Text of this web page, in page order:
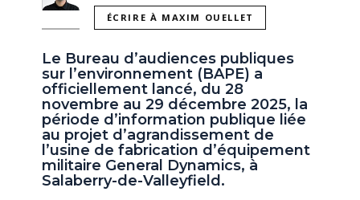
ÉCRIRE À MAXIM OUELLET
Le Bureau d’audiences publiques
sur l’environnement (BAPE) a
officiellement lancé, du 28
novembre au 29 décembre 2025, la
période d’information publique liée
au projet d’agrandissement de
l’usine de fabrication d’équipement
militaire General Dynamics, à
Salaberry-de-Valleyfield.